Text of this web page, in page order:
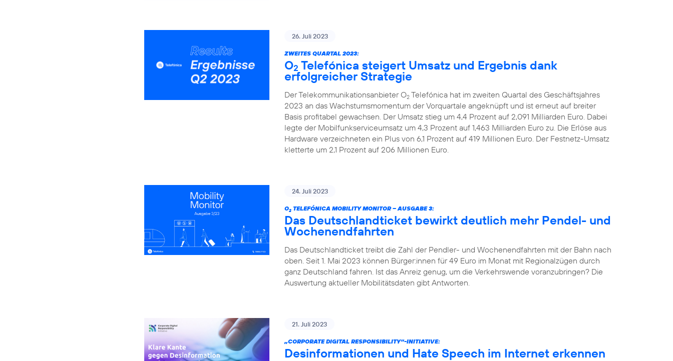
26. Juli 2023
ZWEITES QUARTAL 2023:
O2 Telefónica steigert Umsatz und Ergebnis dank
erfolgreicher Strategie
Der Telekommunikationsanbieter O2 Telefónica hat im zweiten Quartal des Geschäftsjahres
2023 an das Wachstumsmomentum der Vorquartale angeknüpft und ist erneut auf breiter
Basis profitabel gewachsen. Der Umsatz stieg um 4,4 Prozent auf 2,091 Milliarden Euro. Dabei
legte der Mobilfunkserviceumsatz um 4,3 Prozent auf 1,463 Milliarden Euro zu. Die Erlöse aus
Hardware verzeichneten ein Plus von 6,1 Prozent auf 419 Millionen Euro. Der Festnetz-Umsatz
kletterte um 2,1 Prozent auf 206 Millionen Euro.
24. Juli 2023
O2 TELEFÓNICA MOBILITY MONITOR – AUSGABE 3:
Das Deutschlandticket bewirkt deutlich mehr Pendel- und
Wochenendfahrten
Das Deutschlandticket treibt die Zahl der Pendler- und Wochenendfahrten mit der Bahn nach
oben. Seit 1. Mai 2023 können Bürger:innen für 49 Euro im Monat mit Regionalzügen durch
ganz Deutschland fahren. Ist das Anreiz genug, um die Verkehrswende voranzubringen? Die
Auswertung aktueller Mobilitätsdaten gibt Antworten.
21. Juli 2023
„CORPORATE DIGITAL RESPONSIBILITY“-INITIATIVE:
Desinformationen und Hate Speech im Internet erkennen